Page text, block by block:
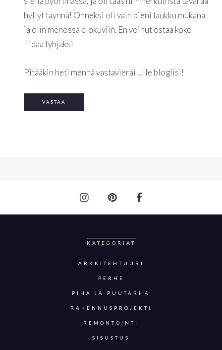
hyllyt täynnä! Onneksi oli vain pieni laukku mukana
ja olin menossa elokuviin. En voinut ostaa koko
Fidaa tyhjäksi
Pitääkin heti mennä vastavierailulle blogiisi!
VASTAA
KATEGORIAT
ARKKITEHTUURI
PERHE
PIHA JA PUUTARHA
RAKENNUSPROJEKTI
REMONTOINTI
SISUSTUS